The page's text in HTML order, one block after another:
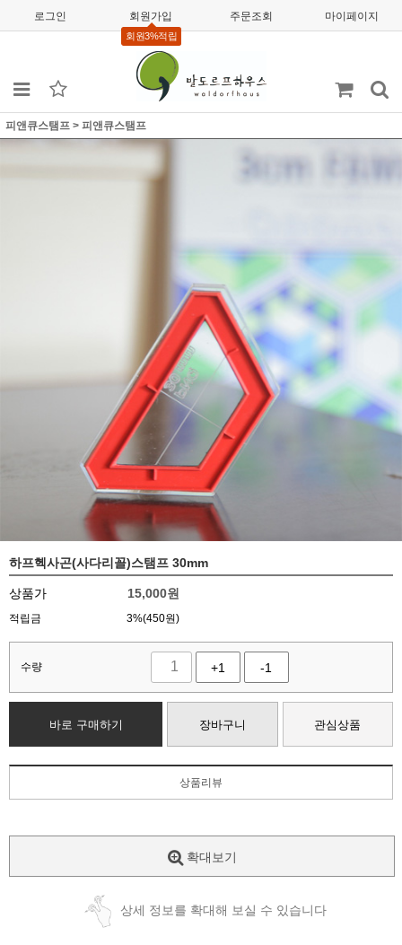
로그인 회원가입
회원3%적립
주문조회 마이페이지
피앤큐스탬프 > 피앤큐스탬프
하프헥사곤(사다리꼴)스탬프 30mm
상품가 15,000원
적립금 3%(450원)
수량 +1 -1
바로 구매하기 장바구니 관심상품
상품리뷰
확대보기
상세 정보를 확대해 보실 수 있습니다